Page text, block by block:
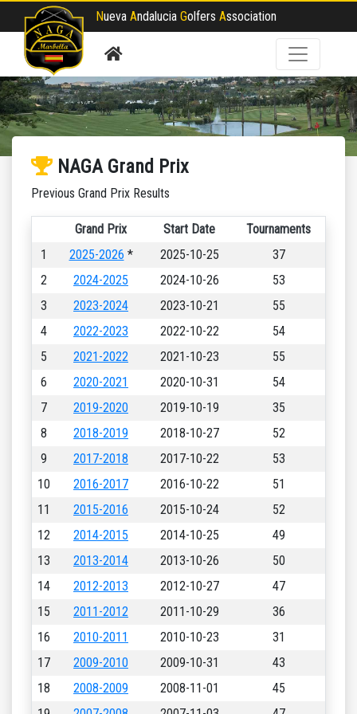
Nueva Andalucia Golfers Association
NAGA Grand Prix
Previous Grand Prix Results
Grand Prix Start Date
Tournaments
1
2025-2026 * 2025-10-25
37
2
2024-2025 2024-10-26
53
3
2023-2024 2023-10-21
55
4
2022-2023 2022-10-22
54
5
2021-2022 2021-10-23
55
6
2020-2021 2020-10-31
54
7
2019-2020 2019-10-19
35
8
2018-2019 2018-10-27
52
9
2017-2018 2017-10-22
53
10
2016-2017 2016-10-22
51
11
2015-2016 2015-10-24
52
12
2014-2015 2014-10-25
49
13
2013-2014 2013-10-26
50
14
2012-2013 2012-10-27
47
15
2011-2012 2011-10-29
36
16
2010-2011 2010-10-23
31
17
2009-2010 2009-10-31
43
18
2008-2009 2008-11-01
45